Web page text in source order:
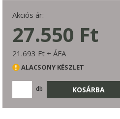
Akciós ár:
27.550 Ft
21.693 Ft + ÁFA
ALACSONY KÉSZLET
db KOSÁRBA